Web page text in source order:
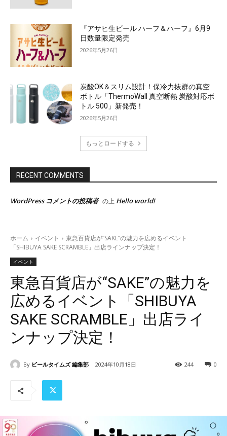
『アサヒ生ビール ハーフ＆ハーフ』6月9
日数量限定発売
2026年5月26日
炭酸OK＆スリム設計！保冷力抜群の真空
ボトル「ThermoWall 真空断熱 炭酸対応ボ
トル 500」新発売！
2026年5月26日
もっとロードする
RECENT COMMENTS
WordPress コメントの投稿者 の上 Hello world!